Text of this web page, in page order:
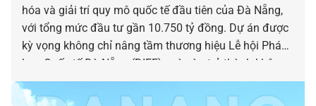
hóa và giải trí quy mô quốc tế đầu tiên của Đà Nẵng,
với tổng mức đầu tư gần 10.750 tỷ đồng. Dự án được
kỳ vọng không chỉ nâng tầm thương hiệu Lễ hội Pháo
hoa Quốc tế Đà Nẵng (DIFF), mà còn trở thành không
gian của các lễ hội, sự kiện và show diễn đẳng cấp
quốc tế của thành phố bên sông Hàn.